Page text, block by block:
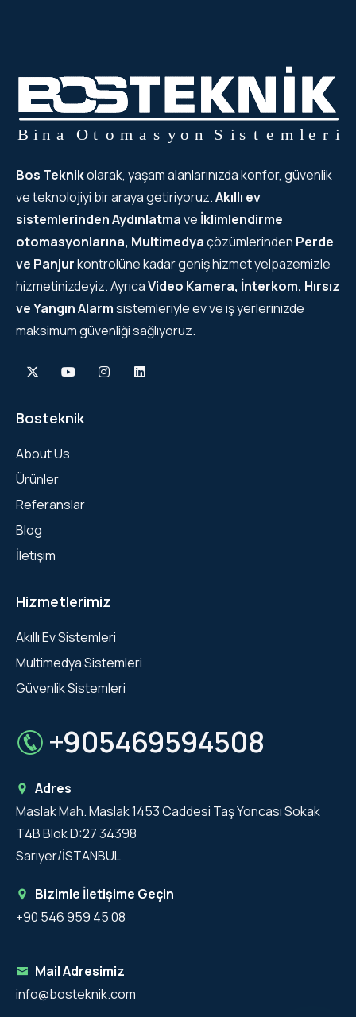
Bos Teknikolarak, yaşam alanlarınızda konfor, güvenlik
ve teknolojiyi bir araya getiriyoruz.Akıllı ev
sistemlerindenAydınlatmave İklimlendirme
otomasyonlarına, Multimedyaçözümlerinden Perde
ve Panjurkontrolüne kadar geniş hizmet yelpazemizle
hizmetinizdeyiz. AyrıcaVideo Kamera, İnterkom, Hırsız
ve Yangın Alarmsistemleriyle ev ve iş yerlerinizde
maksimum güvenliği sağlıyoruz.
Bosteknik
About Us
Ürünler
Referanslar
Blog
İletişim
Hizmetlerimiz
Akıllı Ev Sistemleri
Multimedya Sistemleri
Güvenlik Sistemleri
+905469594508
Adres
Maslak Mah. Maslak 1453 Caddesi Taş Yoncası Sokak
T4B Blok D:27 34398
Sarıyer/İSTANBUL
Bizimle İletişime Geçin
+90 546 959 45 08
Mail Adresimiz
info@bosteknik.com